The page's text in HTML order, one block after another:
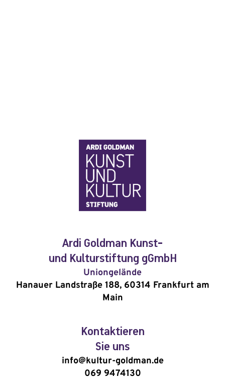
Ardi Goldman Kunst-
und Kulturstiftung gGmbH
Uniongelände
Hanauer Landstraße 188, 60314 Frankfurt am
Main
Kontaktieren
Sie uns
info@kultur-goldman.de
069 9474130